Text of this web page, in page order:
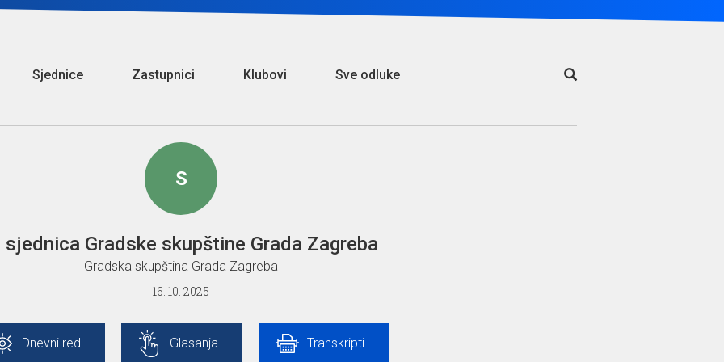
Sjednice Zastupnici Klubovi Sve odluke
S
sjednica Gradske skupštine Grada Zagreba
Gradska skupština Grada Zagreba
16. 10. 2025
Dnevni red Glasanja Transkripti